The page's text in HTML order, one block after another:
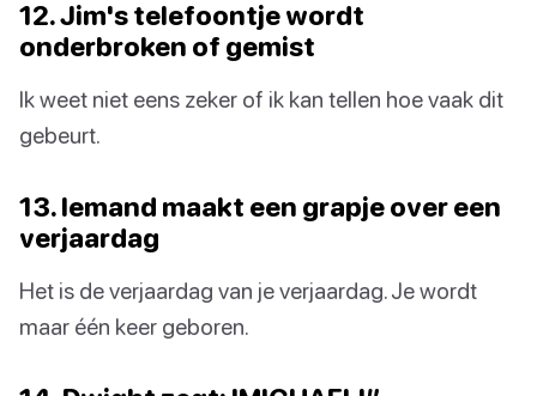
12. Jim's telefoontje wordt
onderbroken of gemist
Ik weet niet eens zeker of ik kan tellen hoe vaak dit
gebeurt.
13. Iemand maakt een grapje over een
verjaardag
Het is de verjaardag van je verjaardag. Je wordt
maar één keer geboren.